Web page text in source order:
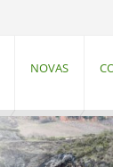
NOVAS